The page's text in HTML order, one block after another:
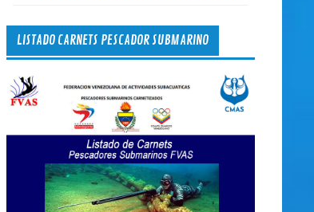
LISTADO CARNETS PESCADOR SUBMARINO